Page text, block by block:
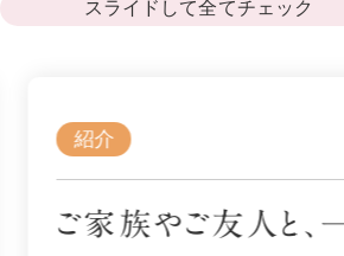
スライドして全てチェック
紹介
ご家族やご友人と、